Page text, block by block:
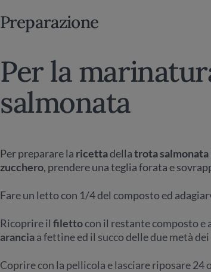
Preparazione
Per la
salmonata
Per preparare la ricettadellatrota salmonata
zucchero, prendere una teglia forata e
Fare un letto con 1/4 del composto ed
Ricoprire il filettocon il restante composto e
aranciaa fettine ed il succo delle due metà
Coprire con la pellicola e lasciare riposare 24